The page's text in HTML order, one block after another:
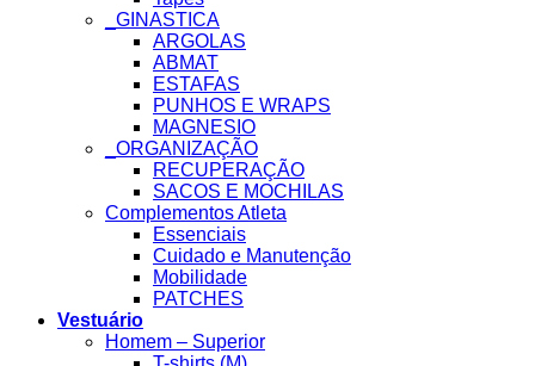
_GINASTICA
ARGOLAS
ABMAT
ESTAFAS
PUNHOS E WRAPS
MAGNESIO
_ORGANIZAÇÃO
RECUPERAÇÃO
SACOS E MOCHILAS
Complementos Atleta
Essenciais
Cuidado e Manutenção
Mobilidade
PATCHES
Vestuário
Homem – Superior